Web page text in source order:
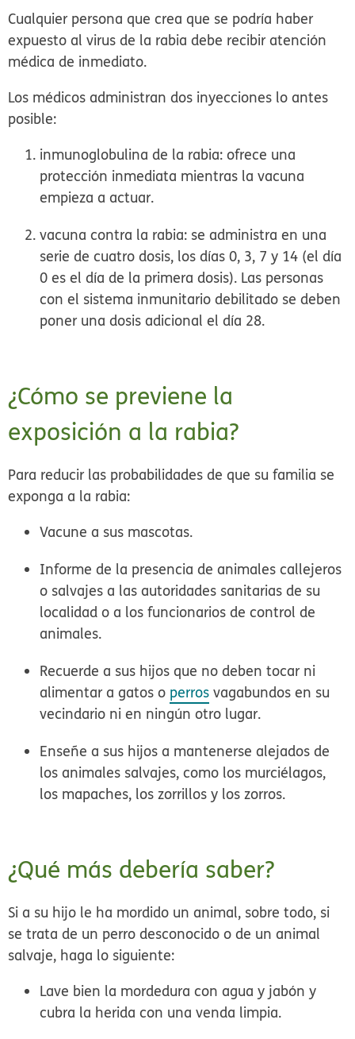
Cualquier persona que crea que se podría haber
expuesto al virus de la rabia debe recibir atención
médica de inmediato.
Los médicos administran dos inyecciones lo antes
posible:
inmunoglobulina de la rabia: ofrece una
protección inmediata mientras la vacuna
empieza a actuar.
vacuna contra la rabia: se administra en una
serie de cuatro dosis, los días 0, 3, 7 y 14 (el día
0 es el día de la primera dosis). Las personas
con el sistema inmunitario debilitado se deben
poner una dosis adicional el día 28.
¿Cómo se previene la
exposición a la rabia?
Para reducir las probabilidades de que su familia se
exponga a la rabia:
Vacune a sus mascotas.
Informe de la presencia de animales callejeros
o salvajes a las autoridades sanitarias de su
localidad o a los funcionarios de control de
animales.
Recuerde a sus hijos que no deben tocar ni
alimentar a gatos o perros vagabundos en su
vecindario ni en ningún otro lugar.
Enseñe a sus hijos a mantenerse alejados de
los animales salvajes, como los murciélagos,
los mapaches, los zorrillos y los zorros.
¿Qué más debería saber?
Si a su hijo le ha mordido un animal, sobre todo, si
se trata de un perro desconocido o de un animal
salvaje, haga lo siguiente:
Lave bien la mordedura con agua y jabón y
cubra la herida con una venda limpia.